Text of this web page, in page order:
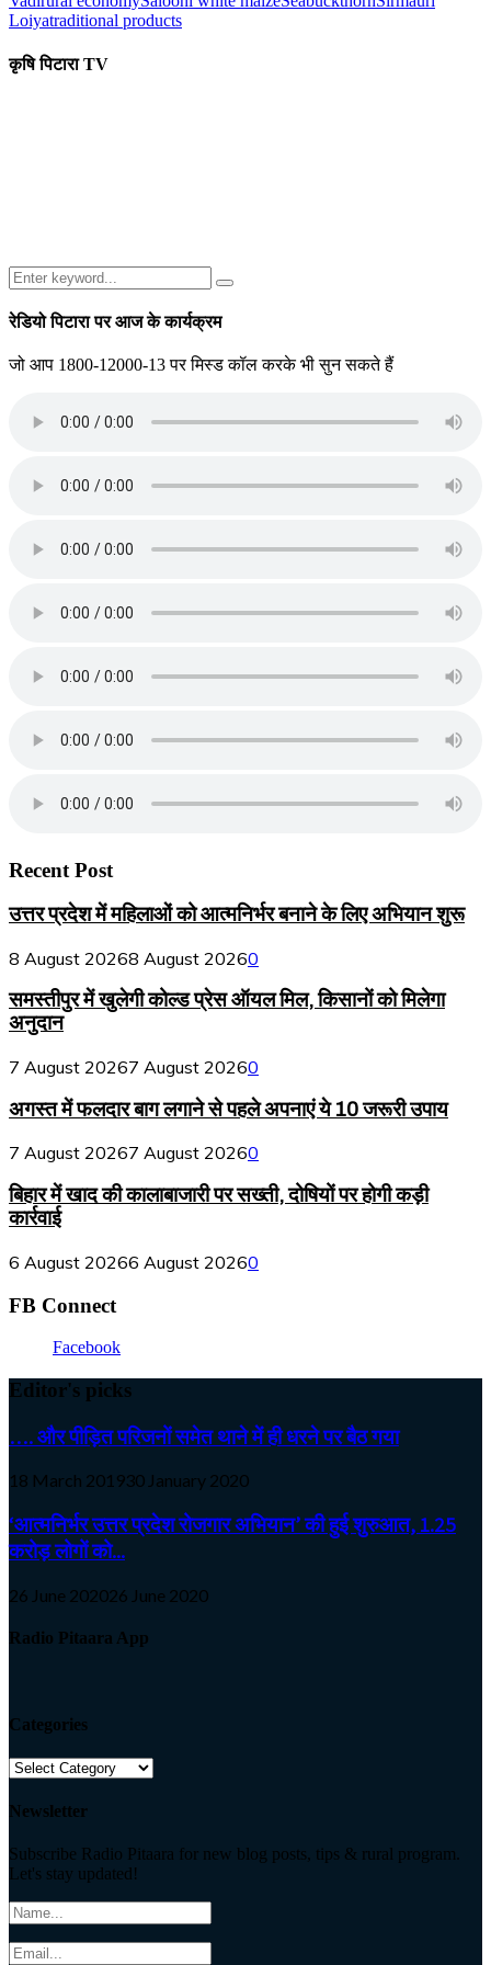
Loiyatraditional products
कृषि पिटारा TV
Search
for:
Search
रेडियो पिटारा पर आज के कार्यक्रम
जो आप 1800-12000-13 पर मिस्ड कॉल करके भी सुन सकते हैं
Recent Post
उत्तर प्रदेश में महिलाओं को आत्मनिर्भर बनाने के लिए अभियान शुरू
8 August 20268 August 20260
समस्तीपुर में खुलेगी कोल्ड प्रेस ऑयल मिल, किसानों को मिलेगा
अनुदान
7 August 20267 August 20260
अगस्त में फलदार बाग लगाने से पहले अपनाएं ये 10 जरूरी उपाय
7 August 20267 August 20260
बिहार में खाद की कालाबाजारी पर सख्ती, दोषियों पर होगी कड़ी
कार्रवाई
6 August 20266 August 20260
FB Connect
Facebook
Editor's picks
…. और पीड़ित परिजनों समेत थाने में ही धरने पर बैठ गया
18 March 201930 January 2020
‘आत्मनिर्भर उत्तर प्रदेश रोजगार अभियान’ की हुई शुरुआत, 1.25
करोड़ लोगों को...
26 June 202026 June 2020
Radio Pitaara App
Categories
Categories
Newsletter
Subscribe Radio Pitaara for new blog posts, tips & rural program.
Let's stay updated!